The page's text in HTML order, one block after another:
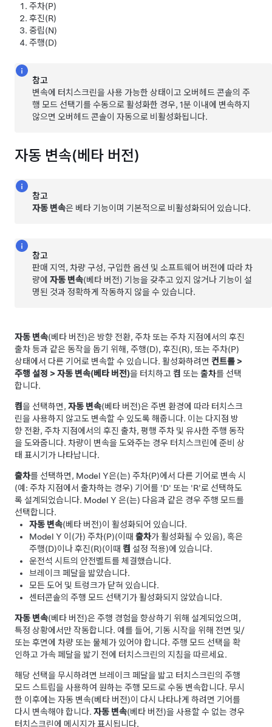
주차(P)
후진(R)
중립(N)
주행(D)
참고
변속에 터치스크린을 사용 가능한 상태이고 오버헤드 콘솔의 주
행 모드 선택기를 수동으로 활성화한 경우, 1분 이내에 변속하지
않으면 오버헤드 콘솔이 자동으로 비활성화됩니다.
자동 변속(베타 버전)
참고
자동 변속은 베타 기능이며 기본적으로 비활성화되어 있습니다.
참고
판매 지역, 차량 구성, 구입한 옵션 및 소프트웨어 버전에 따라 차
량에자동 변속(베타 버전) 기능을 갖추고 있지 않거나 기능이 설
명된 것과 정확하게 작동하지 않을 수 있습니다.
자동 변속(베타 버전)은 방향 전환, 주차 또는 주차 지점에서의 후진
출차 등과 같은 동작을 돕기 위해, 주행(D), 후진(R), 또는 주차(P)
상태에서 다른 기어로 변속할 수 있습니다. 활성화하려면 컨트롤 >
주행 설정 > 자동 변속(베타 버전)을 터치하고 켬 또는출차를 선택
합니다.
켬을 선택하면, 자동 변속(베타 버전)은 주변 환경에 따라 터치스크
린을 사용하지 않고도 변속할 수 있도록 해줍니다. 이는 다지점 방
향 전환, 주차 지점에서의 후진 출차, 평행 주차 및 유사한 주행 동작
을 도와줍니다. 차량이 변속을 도와주는 경우 터치스크린에 준비 상
태 표시기가 나타납니다.
출차를 선택하면, Model Y은(는) 주차(P)에서 다른 기어로 변속 시
(예: 주차 지점에서 출차하는 경우) 기어를 'D' 또는 'R'로 선택하도
록 설계되었습니다. Model Y 은(는) 다음과 같은 경우 주행 모드를
선택합니다.
자동 변속(베타 버전)이 활성화되어 있습니다.
Model Y 이(가) 주차(P)(이때 출차가 활성화될 수 있음), 혹은
주행(D)이나 후진(R)(이때 켬 설정 적용)에 있습니다.
운전석 시트의 안전벨트를 체결했습니다.
브레이크 페달을 밟았습니다.
모든 도어 및 트렁크가 닫혀 있습니다.
센터콘솔의 주행 모드 선택기가 활성화되지 않았습니다.
자동 변속(베타 버전)은 주행 경험을 향상하기 위해 설계되었으며,
특정 상황에서만 작동합니다. 예를 들어, 기동 시작을 위해 전면 및/
또는 후면에 차량 또는 물체가 있어야 합니다. 주행 모드 선택을 확
인하고 가속 페달을 밟기 전에 터치스크린의 지침을 따르세요.
해당 선택을 무시하려면 브레이크 페달을 밟고 터치스크린의 주행
모드 스트립을 사용하여 원하는 주행 모드로 수동 변속합니다. 무시
한 이후에는 자동 변속(베타 버전)이 다시 나타나게 하려면 기어를
다시 변속해야 합니다. 자동 변속(베타 버전)을 사용할 수 없는 경우
터치스크린에 메시지가 표시됩니다.